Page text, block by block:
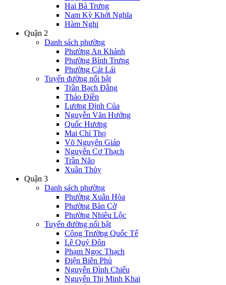
Hai Bà Trưng
Nam Kỳ Khởi Nghĩa
Hàm Nghi
Quận 2
Danh sách phường
Phường An Khánh
Phường Bình Trưng
Phường Cát Lái
Tuyến đường nổi bật
Trần Bạch Đằng
Thảo Điền
Lương Định Của
Nguyễn Văn Hưởng
Quốc Hương
Mai Chí Thọ
Võ Nguyên Giáp
Nguyễn Cơ Thạch
Trần Não
Xuân Thủy
Quận 3
Danh sách phường
Phường Xuân Hòa
Phường Bàn Cờ
Phường Nhiêu Lộc
Tuyến đường nổi bật
Công Trường Quốc Tế
Lê Quý Đôn
Phạm Ngọc Thạch
Điện Biên Phủ
Nguyễn Đình Chiểu
Nguyễn Thị Minh Khai